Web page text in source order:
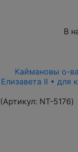
В
Каймановы о-
Елизавета II • для
(Артикул: NT-5176)